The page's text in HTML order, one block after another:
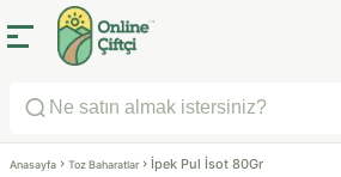
Anasayfa Toz Baharatlar İpek Pul İsot 80Gr